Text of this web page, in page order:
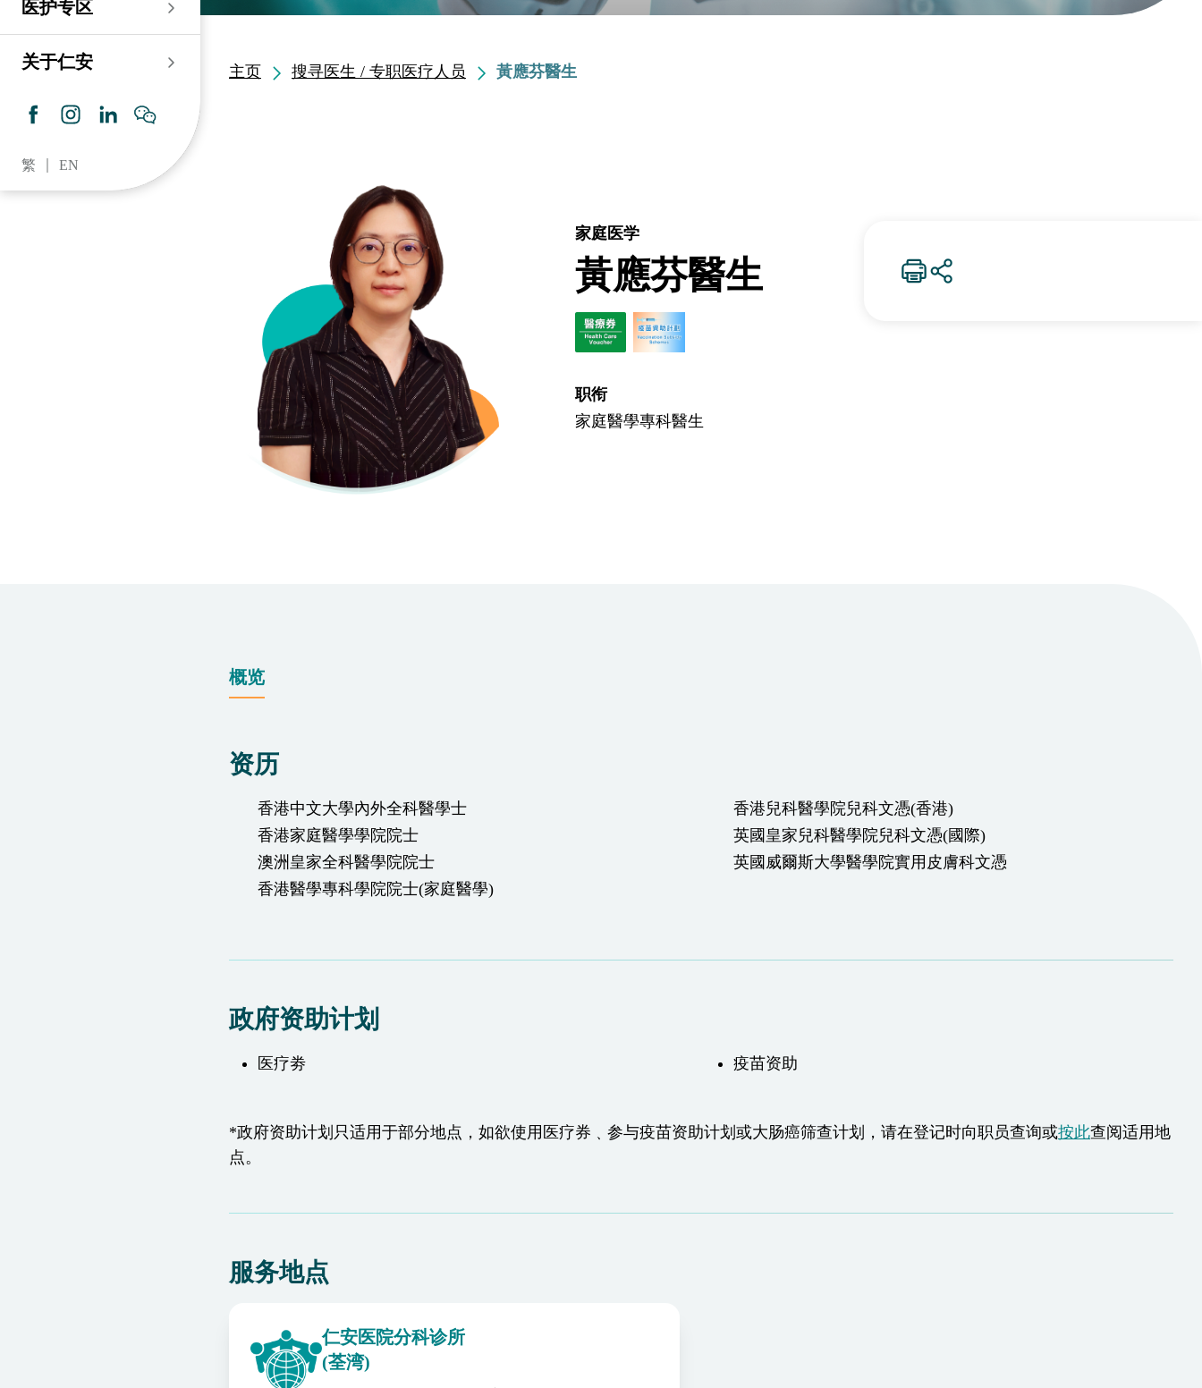
老人科
血液及血液肿瘤科
耳鼻喉科
儿科
心理卫生服务 / 精神科
伤口及造口专科护理服
药房​
内分泌及糖尿专科诊
仁安眼科中心
医护专区
关于仁安
繁 EN
主页 搜寻医生 / 专职医疗人员 黃應芬醫生
家庭医学
黃應芬醫生
职衔
家庭醫學專科醫生
概览
资历
香港中文大學內外全科醫學士
香港家庭醫學學院院士
澳洲皇家全科醫學院院士
香港醫學專科學院院士(家庭醫學)
香港兒科醫學院兒科文憑(香港)
英國皇家兒科醫學院兒科文憑(國際)
英國威爾斯大學醫學院實用皮膚科文憑
政府资助计划
医疗劵 疫苗资助
*政府资助计划只适用于部分地点，如欲使用医疗券﹑参与疫苗资助计划或大肠癌筛查计划，请在登记时向职员查询或按此查阅适用地
点。
服务地点
仁安医院分科诊所
(荃湾)